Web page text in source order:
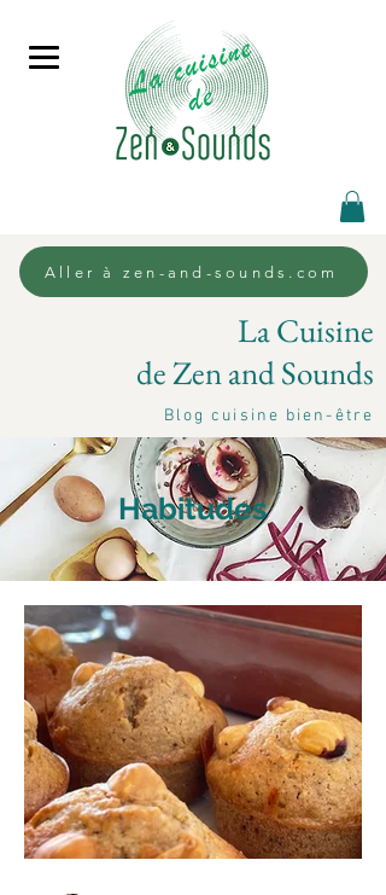
Aller à zen-and-sounds.com
La Cuisine
de Zen and Sounds
Blog cuisine bien-être
Habitudes